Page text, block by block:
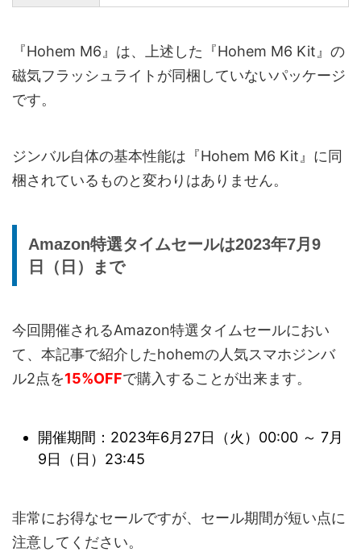
『Hohem M6』は、上述した『Hohem M6 Kit』の
磁気フラッシュライトが同梱していないパッケージ
です。
ジンバル自体の基本性能は『Hohem M6 Kit』に同
梱されているものと変わりはありません。
Amazon特選タイムセールは2023年7月9
日（日）まで
今回開催されるAmazon特選タイムセールにおい
て、本記事で紹介したhohemの人気スマホジンバ
ル2点を15%OFFで購入することが出来ます。
開催期間：2023年6月27日（火）00:00 ～ 7月
9日（日）23:45
非常にお得なセールですが、セール期間が短い点に
注意してください。